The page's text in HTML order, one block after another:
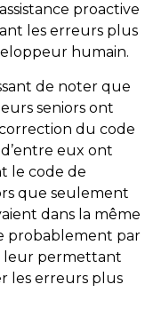
proactive
les erreurs plus
humain.
de noter que
seniors ont
du code
d’entre eux ont
le code de
que seulement
dans la même
probablement par
leur permettant
les erreurs plus